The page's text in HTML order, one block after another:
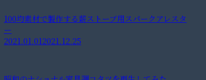
100均素材で製作する薪ストーブ用スパークアレスタ
ー
2021.01.012021.12.25